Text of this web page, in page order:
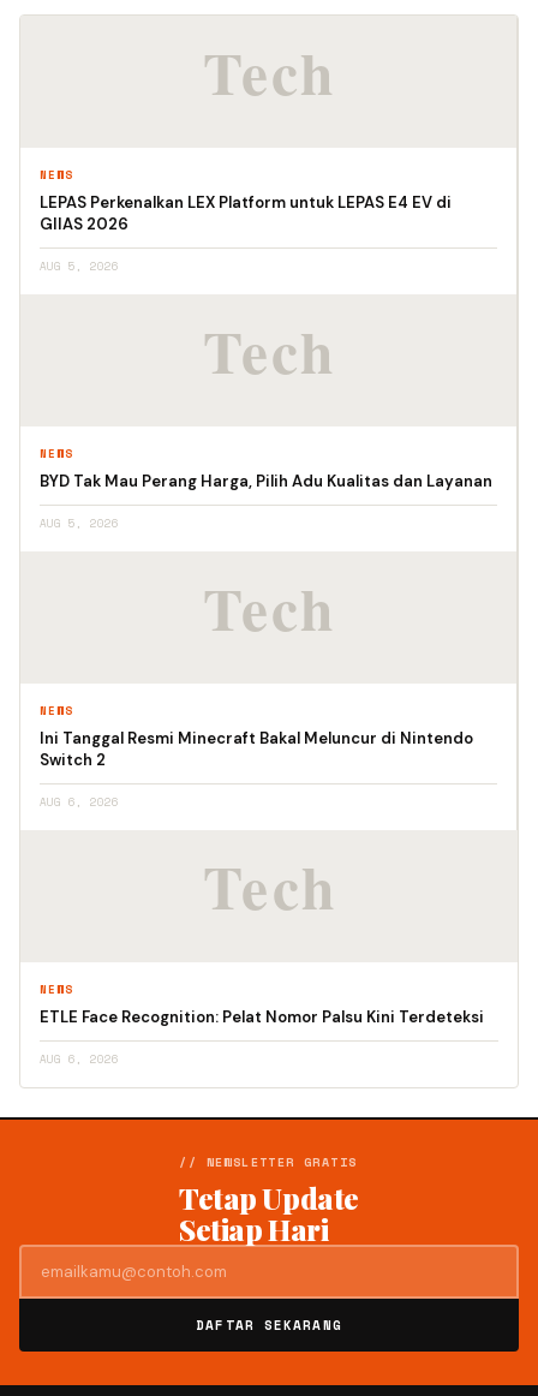
NEWS
LEPAS Perkenalkan LEX Platform untuk LEPAS E4 EV di
GIIAS 2026
AUG 5, 2026
NEWS
BYD Tak Mau Perang Harga, Pilih Adu Kualitas dan Layanan
AUG 5, 2026
NEWS
Ini Tanggal Resmi Minecraft Bakal Meluncur di Nintendo
Switch 2
AUG 6, 2026
NEWS
ETLE Face Recognition: Pelat Nomor Palsu Kini Terdeteksi
AUG 6, 2026
// NEWSLETTER GRATIS
Tetap Update
Setiap Hari
DAFTAR SEKARANG